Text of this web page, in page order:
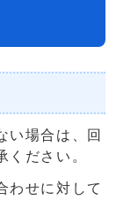
い場合は、回
ください。
わせに対して